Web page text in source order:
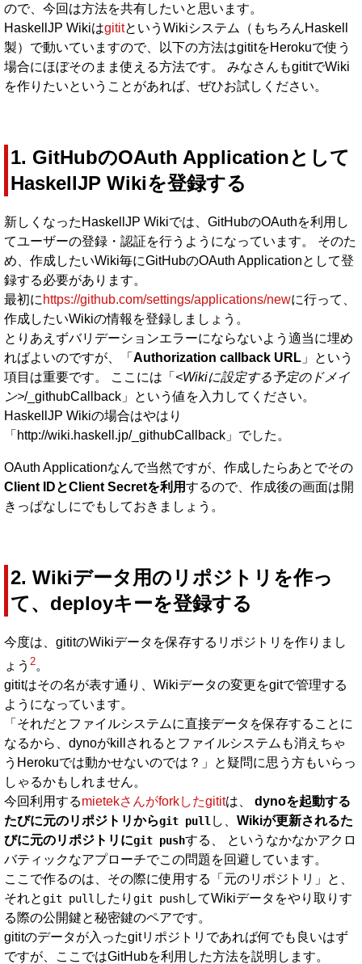
ので、今回は方法を共有したいと思います。
HaskellJP WikiはgititというWikiシステム（もちろんHaskell
製）で動いていますので、以下の方法はgititをHerokuで使う
場合にほぼそのまま使える方法です。 みなさんもgititでWiki
を作りたいということがあれば、ぜひお試しください。
1. GitHubのOAuth Applicationとして
HaskellJP Wikiを登録する
新しくなったHaskellJP Wikiでは、GitHubのOAuthを利用し
てユーザーの登録・認証を行うようになっています。 そのた
め、作成したいWiki毎にGitHubのOAuth Applicationとして登
録する必要があります。
最初に https://github.com/settings/applications/newに行って、
作成したいWikiの情報を登録しましょう。
とりあえずバリデーションエラーにならないよう適当に埋め
ればよいのですが、「 Authorization callback URL 」という
項目は重要です。 ここには「 <Wikiに設定する予定のドメイ
ン>/_githubCallback」という値を入力してください。
HaskellJP Wikiの場合はやはり
「http://wiki.haskell.jp/_githubCallback」でした。
OAuth Applicationなんで当然ですが、作成したらあとでその
Client IDとClient Secretを利用するので、作成後の画面は開
きっぱなしにでもしておきましょう。
2. Wikiデータ用のリポジトリを作っ
て、deployキーを登録する
今度は、gititのWikiデータを保存するリポジトリを作りまし
ょう 2。
gititはその名が表す通り、Wikiデータの変更をgitで管理する
ようになっています。
「それだとファイルシステムに直接データを保存することに
なるから、dynoがkillされるとファイルシステムも消えちゃ
うHerokuでは動かせないのでは？」と疑問に思う方もいらっ
しゃるかもしれません。
今回利用するmietekさんがforkしたgititは、 dynoを起動する
たびに元のリポジトリからgit pull し、 Wikiが更新されるた
びに元のリポジトリにgit pushする、 というなかなかアクロ
バティックなアプローチでこの問題を回避しています。
ここで作るのは、その際に使用する「元のリポジトリ」と、
それとgit pull したり git pushしてWikiデータをやり取りす
る際の公開鍵と秘密鍵のペアです。
gititのデータが入ったgitリポジトリであれば何でも良いはず
ですが、ここではGitHubを利用した方法を説明します。